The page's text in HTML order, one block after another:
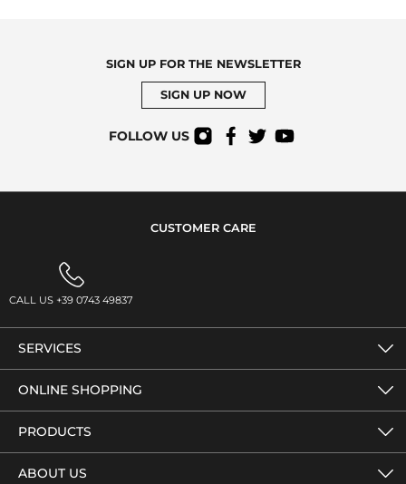
SIGN UP FOR THE NEWSLETTER
SIGN UP NOW
FOLLOW US
CUSTOMER CARE
CALL US +39 0743 49837
SERVICES
ONLINE SHOPPING
PRODUCTS
ABOUT US